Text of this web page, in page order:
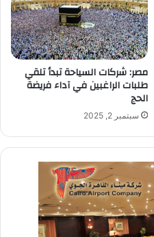
مصر: شركات السياحة تبدأ تلقي
طلبات الراغبين في آداء فريضة
الحج
سبتمبر 2, 2025